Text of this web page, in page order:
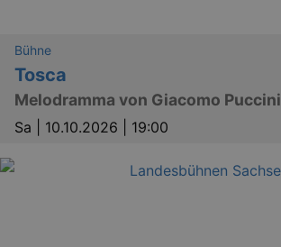
Bühne
Tosca
Melodramma von Giacomo Puccini
Sa | 10.10.2026 | 19:00